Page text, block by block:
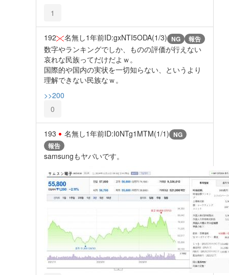
1
192 名無し1年前ID:gxNTI5ODA(1/3) NG 報告
数字やランキングでしか、ものの評価が行えない
哀れな民族ってだけだよｗ。
国際的や国内の実状を一切知らない、というより
理解できない民族なｗ。
>>200
0
193 名無し1年前ID:I0NTg1MTM(1/1) NG
報告
samsungもヤバいです。